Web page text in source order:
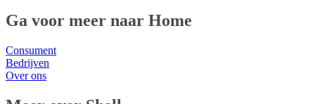
Ga voor meer naar Home
Consument
Bedrijven
Over ons